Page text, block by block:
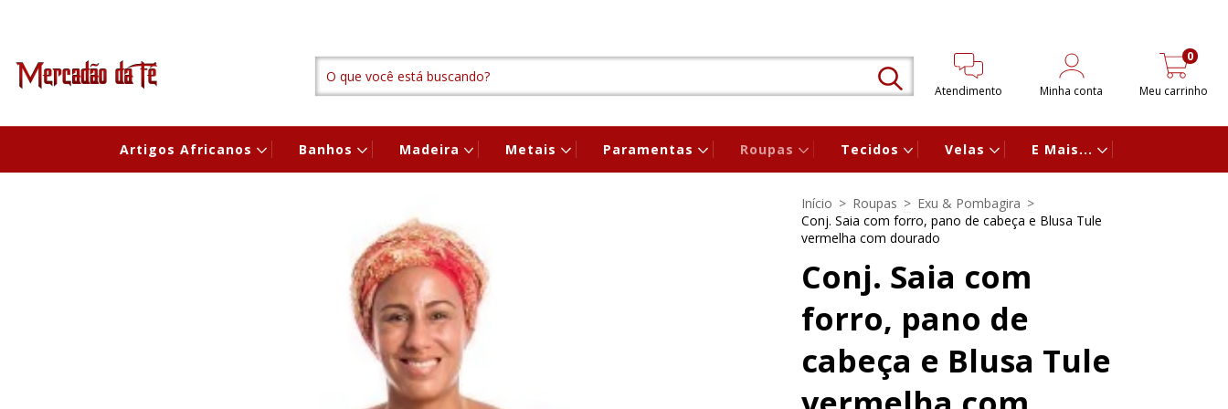
Atendimento Minha conta Meu carrinho
0
Artigos Africanos Banhos Madeira Metais Paramentas Roupas Tecidos Velas E Mais...
Início > Roupas > Exu & Pombagira >
Conj. Saia com forro, pano de cabeça e Blusa Tule
vermelha com dourado
Conj. Saia com
forro, pano de
cabeça e Blusa Tule